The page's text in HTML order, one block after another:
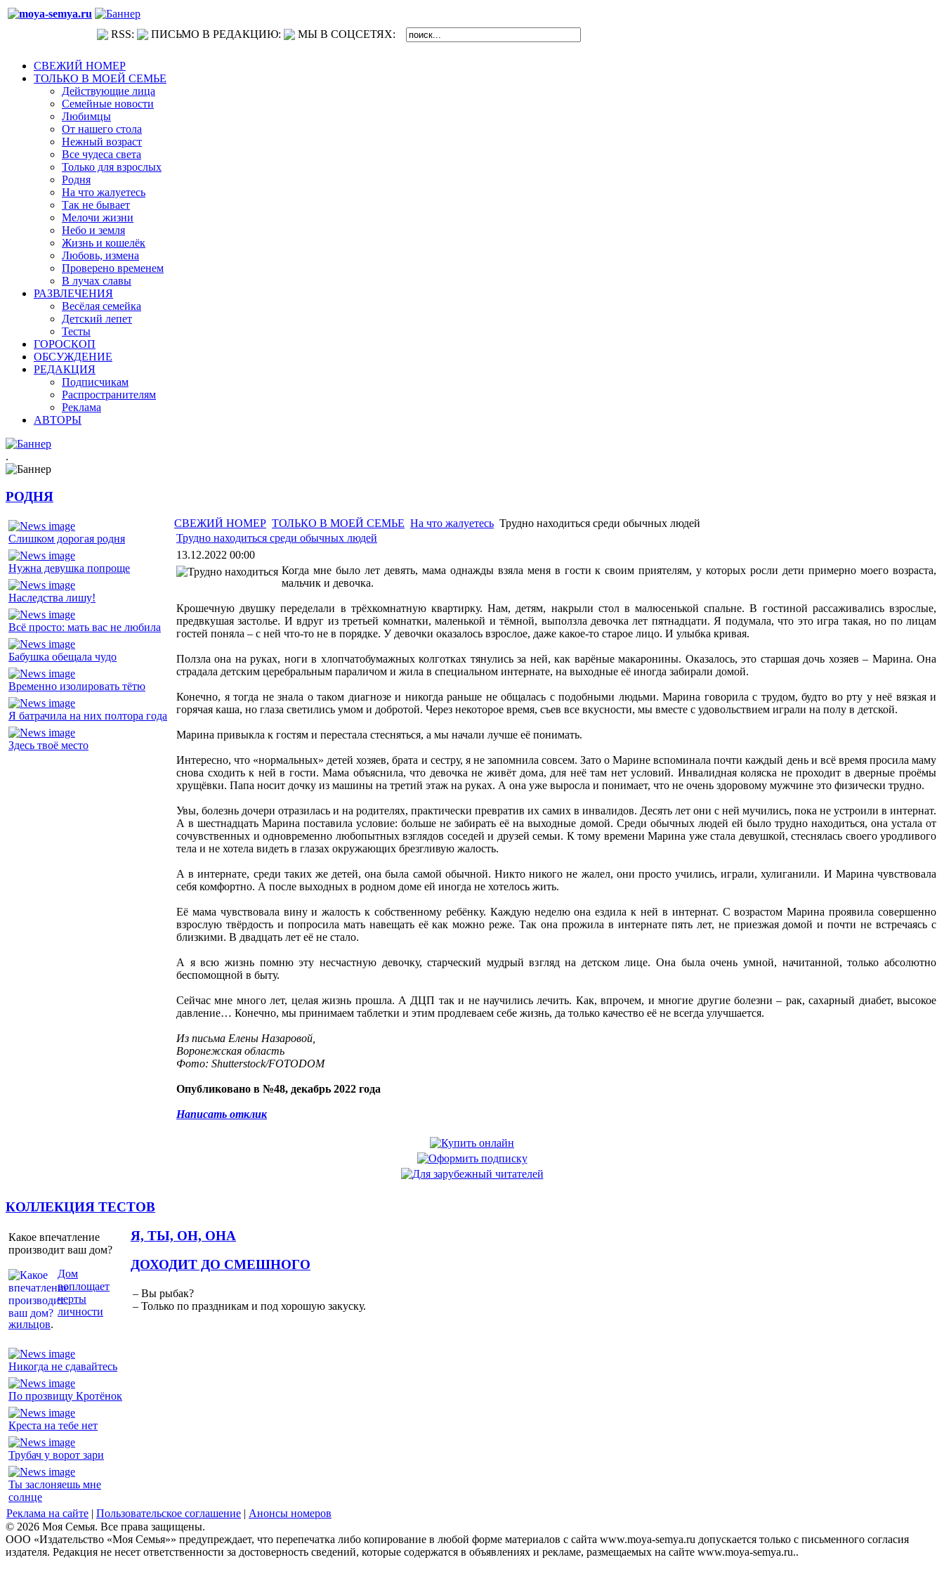
RSS: ПИСЬМО В РЕДАКЦИЮ: МЫ В СОЦСЕТЯХ:
СВЕЖИЙ НОМЕР
ТОЛЬКО В МОЕЙ СЕМЬЕ
Действующие лица
Семейные новости
Любимцы
От нашего стола
Нежный возраст
Все чудеса света
Только для взрослых
Родня
На что жалуетесь
Так не бывает
Мелочи жизни
Небо и земля
Жизнь и кошелёк
Любовь, измена
Проверено временем
В лучах славы
РАЗВЛЕЧЕНИЯ
Весёлая семейка
Детский лепет
Тесты
ГОРОСКОП
ОБСУЖДЕНИЕ
РЕДАКЦИЯ
Подписчикам
Распространителям
Реклама
АВТОРЫ
.
РОДНЯ
Слишком дорогая родня
Нужна девушка попроще
Наследства лишу!
Всё просто: мать вас не любила
Бабушка обещала чудо
Временно изолировать тётю
Я батрачила на них полтора года
Здесь твоё место
СВЕЖИЙ НОМЕР ТОЛЬКО В МОЕЙ СЕМЬЕ На что жалуетесь Трудно находиться среди обычных людей
Трудно находиться среди обычных людей
13.12.2022 00:00
Когда мне было лет девять, мама однажды взяла меня в гости к своим приятелям, у которых росли дети примерно моего возраста,
мальчик и девочка.
Крошечную двушку переделали в трёхкомнатную квартирку. Нам, детям, накрыли стол в малюсенькой спальне. В гостиной рассаживались взрослые,
предвкушая застолье. И вдруг из третьей комнатки, маленькой и тёмной, выползла девочка лет пятнадцати. Я подумала, что это игра такая, но по лицам
гостей поняла – с ней что-то не в порядке. У девочки оказалось взрослое, даже какое-то старое лицо. И улыбка кривая.
Ползла она на руках, ноги в хлопчатобумажных колготках тянулись за ней, как варёные макаронины. Оказалось, это старшая дочь хозяев – Марина. Она
страдала детским церебральным параличом и жила в специальном интернате, на выходные её иногда забирали домой.
Конечно, я тогда не знала о таком диагнозе и никогда раньше не общалась с подобными людьми. Марина говорила с трудом, будто во рту у неё вязкая и
горячая каша, но глаза светились умом и добротой. Через некоторое время, съев все вкусности, мы вместе с удовольствием играли на полу в детской.
Марина привыкла к гостям и перестала стесняться, а мы начали лучше её понимать.
Интересно, что «нормальных» детей хозяев, брата и сестру, я не запомнила совсем. Зато о Марине вспоминала почти каждый день и всё время просила маму
снова сходить к ней в гости. Мама объяснила, что девочка не живёт дома, для неё там нет условий. Инвалидная коляска не проходит в дверные проёмы
хрущёвки. Папа носит дочку из машины на третий этаж на руках. А она уже выросла и понимает, что не очень здоровому мужчине это физически трудно.
Увы, болезнь дочери отразилась и на родителях, практически превратив их самих в инвалидов. Десять лет они с ней мучились, пока не устроили в интернат.
А в шестнадцать Марина поставила условие: больше не забирать её на выходные домой. Среди обычных людей ей было трудно находиться, она устала от
сочувственных и одновременно любопытных взглядов соседей и друзей семьи. К тому времени Марина уже стала девушкой, стеснялась своего уродливого
тела и не хотела видеть в глазах окружающих брезгливую жалость.
А в интернате, среди таких же детей, она была самой обычной. Никто никого не жалел, они просто учились, играли, хулиганили. И Марина чувствовала
себя комфортно. А после выходных в родном доме ей иногда не хотелось жить.
Её мама чувствовала вину и жалость к собственному ребёнку. Каждую неделю она ездила к ней в интернат. С возрастом Марина проявила совершенно
взрослую твёрдость и попросила мать навещать её как можно реже. Так она прожила в интернате пять лет, не приезжая домой и почти не встречаясь с
близкими. В двадцать лет её не стало.
А я всю жизнь помню эту несчастную девочку, старческий мудрый взгляд на детском лице. Она была очень умной, начитанной, только абсолютно
беспомощной в быту.
Сейчас мне много лет, целая жизнь прошла. А ДЦП так и не научились лечить. Как, впрочем, и многие другие болезни – рак, сахарный диабет, высокое
давление… Конечно, мы принимаем таблетки и этим продлеваем себе жизнь, да только качество её не всегда улучшается.
Из письма Елены Назаровой,
Воронежская область
Фото: Shutterstock/FOTODOM
Опубликовано в №48, декабрь 2022 года
Написать отклик
КОЛЛЕКЦИЯ ТЕСТОВ
Какое впечатление
производит ваш дом?
Дом
воплощает
черты
личности
жильцов.
Я, ТЫ, ОН, ОНА
Никогда не сдавайтесь
По прозвищу Кротёнок
Креста на тебе нет
Трубач у ворот зари
Ты заслоняешь мне
солнце
ДОХОДИТ ДО СМЕШНОГО
– Вы рыбак?
– Только по праздникам и под хорошую закуску.
Реклама на сайте | Пользовательское соглашение | Анонсы номеров
© 2026 Моя Семья. Все права защищены.
ООО «Издательство «Моя Семья»» предупреждает, что перепечатка либо копирование в любой форме материалов с сайта www.moya-semya.ru допускается только с письменного согласия
издателя. Редакция не несет ответственности за достоверность сведений, которые содержатся в объявлениях и рекламе, размещаемых на сайте www.moya-semya.ru..